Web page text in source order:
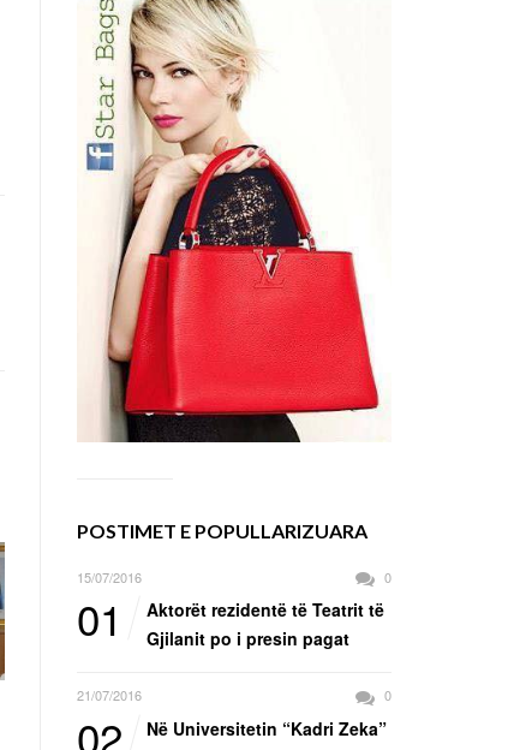
POSTIMET E POPULLARIZUARA
15/07/2016 0
01
Aktorët rezidentë të Teatrit të
Gjilanit po i presin pagat
21/07/2016 0
02
Në Universitetin “Kadri Zeka”